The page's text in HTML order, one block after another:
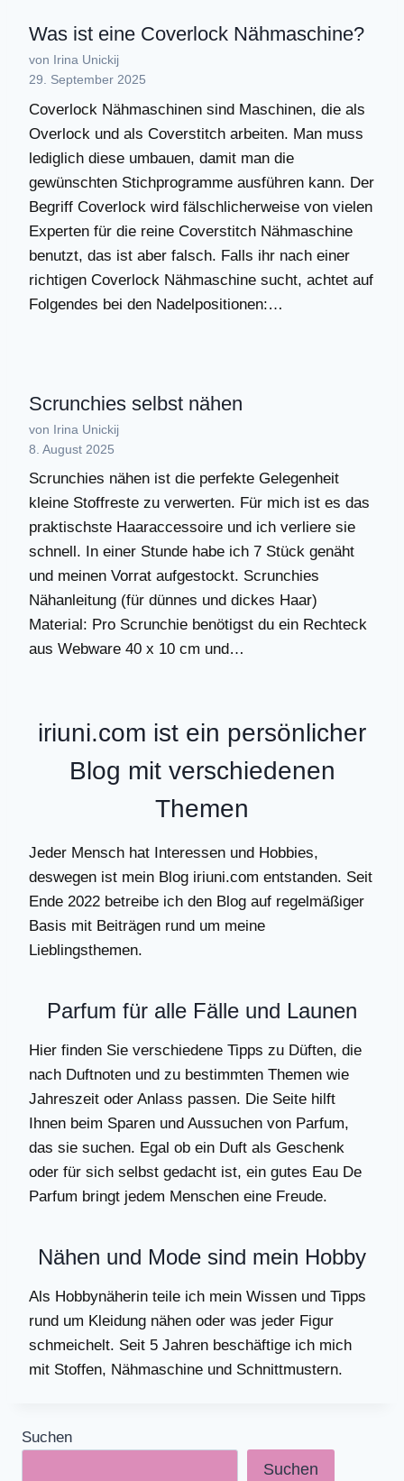
Was ist eine Coverlock Nähmaschine?
von Irina Unickij
29. September 2025
Coverlock Nähmaschinen sind Maschinen, die als
Overlock und als Coverstitch arbeiten. Man muss
lediglich diese umbauen, damit man die
gewünschten Stichprogramme ausführen kann. Der
Begriff Coverlock wird fälschlicherweise von vielen
Experten für die reine Coverstitch Nähmaschine
benutzt, das ist aber falsch. Falls ihr nach einer
richtigen Coverlock Nähmaschine sucht, achtet auf
Folgendes bei den Nadelpositionen:…
Scrunchies selbst nähen
von Irina Unickij
8. August 2025
Scrunchies nähen ist die perfekte Gelegenheit
kleine Stoffreste zu verwerten. Für mich ist es das
praktischste Haaraccessoire und ich verliere sie
schnell. In einer Stunde habe ich 7 Stück genäht
und meinen Vorrat aufgestockt. Scrunchies
Nähanleitung (für dünnes und dickes Haar)
Material: Pro Scrunchie benötigst du ein Rechteck
aus Webware 40 x 10 cm und…
iriuni.com ist ein persönlicher
Blog mit verschiedenen
Themen
Jeder Mensch hat Interessen und Hobbies,
deswegen ist mein Blog iriuni.com entstanden. Seit
Ende 2022 betreibe ich den Blog auf regelmäßiger
Basis mit Beiträgen rund um meine
Lieblingsthemen.
Parfum für alle Fälle und Launen
Hier finden Sie verschiedene Tipps zu Düften, die
nach Duftnoten und zu bestimmten Themen wie
Jahreszeit oder Anlass passen. Die Seite hilft
Ihnen beim Sparen und Aussuchen von Parfum,
das sie suchen. Egal ob ein Duft als Geschenk
oder für sich selbst gedacht ist, ein gutes Eau De
Parfum bringt jedem Menschen eine Freude.
Nähen und Mode sind mein Hobby
Als Hobbynäherin teile ich mein Wissen und Tipps
rund um Kleidung nähen oder was jeder Figur
schmeichelt. Seit 5 Jahren beschäftige ich mich
mit Stoffen, Nähmaschine und Schnittmustern.
Suchen
Suchen